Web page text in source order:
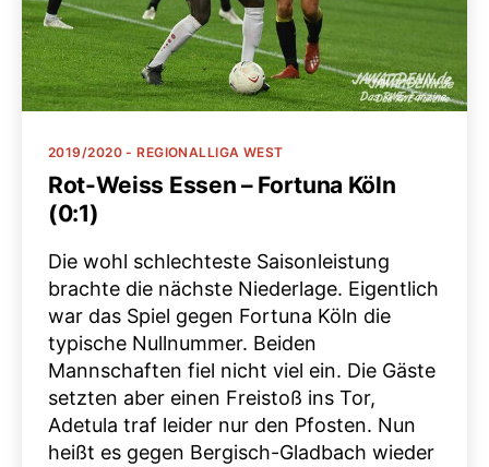
Kategorien
2019/2020 - REGIONALLIGA WEST
Rot-Weiss Essen – Fortuna Köln
(0:1)
Die wohl schlechteste Saisonleistung
brachte die nächste Niederlage. Eigentlich
war das Spiel gegen Fortuna Köln die
typische Nullnummer. Beiden
Mannschaften fiel nicht viel ein. Die Gäste
setzten aber einen Freistoß ins Tor,
Adetula traf leider nur den Pfosten. Nun
heißt es gegen Bergisch-Gladbach wieder